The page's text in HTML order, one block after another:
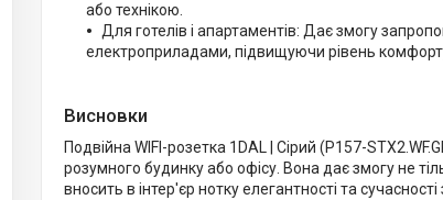
або технікою.
Для готелів і апартаментів: Дає змогу
електроприладами, підвищуючи рівень
Висновки
Подвійна WIFI-розетка 1DAL | Сірий (P157-
розумного будинку або офісу. Вона дає змогу не
вносить в інтер'єр нотку елегантності та